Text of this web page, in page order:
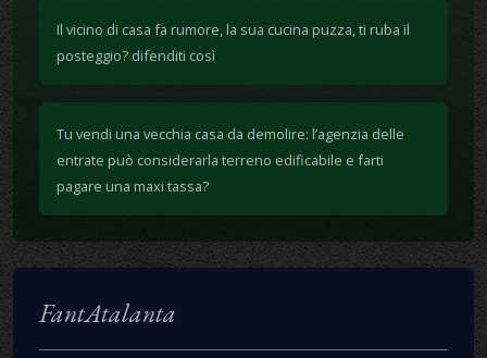
Il vicino di casa fa rumore, la sua cucina puzza, ti ruba il
posteggio? difenditi così
Tu vendi una vecchia casa da demolire: l’agenzia delle
entrate può considerarla terreno edificabile e farti
pagare una maxi tassa?
FantAtalanta